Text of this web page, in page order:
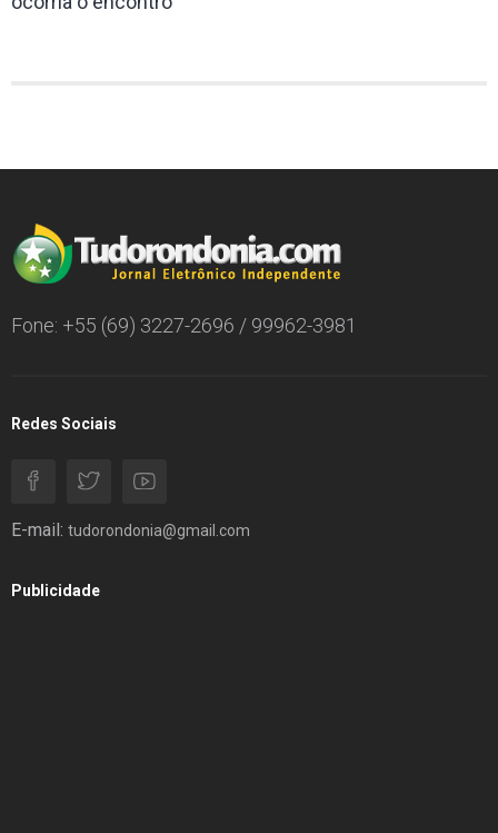
Fone: +55 (69) 3227-2696 / 99962-3981
Redes Sociais
E-mail: tudorondonia@gmail.com
Publicidade